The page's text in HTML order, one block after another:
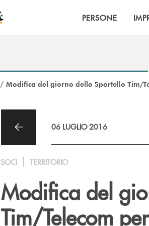
PERSONE
/ Modifica del giorno dello Sportello Tim/
06 LUGLIO 2016
SOCI TERRITORIO
Modifica del
Tim/Telecom